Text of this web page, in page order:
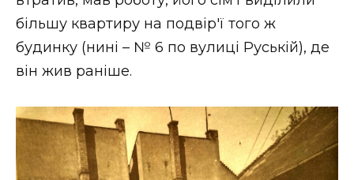
більшу квартиру на подвір'ї того ж
будинку (нині – № 6 по вулиці Руській), де
він жив раніше.